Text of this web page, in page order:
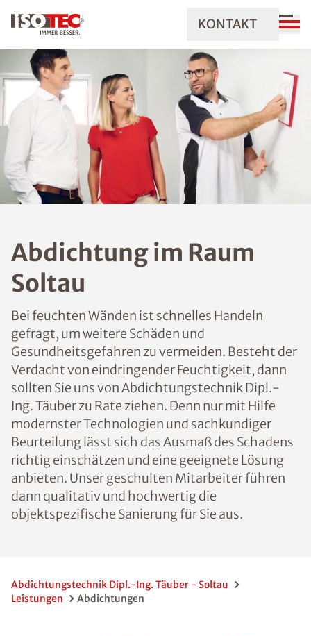
KONTAKT
Abdichtung im Raum
Soltau
Bei feuchten Wänden ist schnelles Handeln
gefragt, um weitere Schäden und
Gesundheitsgefahren zu vermeiden. Besteht der
Verdacht von eindringender Feuchtigkeit, dann
sollten Sie uns von Abdichtungstechnik Dipl.-
Ing. Täuber zu Rate ziehen. Denn nur mit Hilfe
modernster Technologien und sachkundiger
Beurteilung lässt sich das Ausmaß des Schadens
richtig einschätzen und eine geeignete Lösung
anbieten. Unser geschulten Mitarbeiter führen
dann qualitativ und hochwertig die
objektspezifische Sanierung für Sie aus.
Abdichtungstechnik Dipl.-Ing. Täuber - Soltau
Leistungen
Abdichtungen